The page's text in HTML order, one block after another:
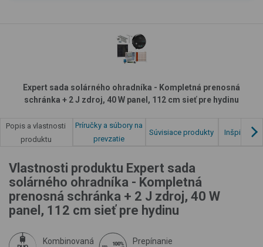
Expert sada solárného ohradníka - Kompletná prenosná
schránka + 2 J zdroj, 40 W panel, 112 cm sieť pre hydinu
Popis a vlastnosti
produktu
Príručky a súbory na
prevzatie
Súvisiace produkty Inšpirácia
Vlastnosti produktu Expert sada
solárného ohradníka - Kompletná
prenosná schránka + 2 J zdroj, 40 W
panel, 112 cm sieť pre hydinu
Kombinovaná
Prepínanie